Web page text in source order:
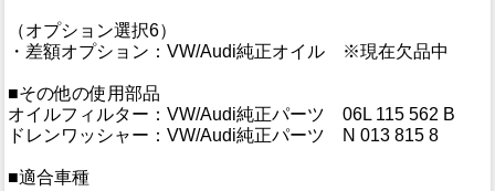
（オプション選択6）
・差額オプション：VW/Audi純正オイル ※現在欠品中
■その他の使用部品
オイルフィルター：VW/Audi純正パーツ 06L 115 562 B
ドレンワッシャー：VW/Audi純正パーツ N 013 815 8
■適合車種